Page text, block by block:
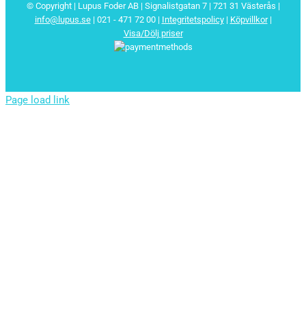
© Copyright | Lupus Foder AB | Signalistgatan 7 | 721 31 Västerås |
info@lupus.se| 021 - 471 72 00 | Integritetspolicy| Köpvillkor|
Visa/Dölj priser
Page load link